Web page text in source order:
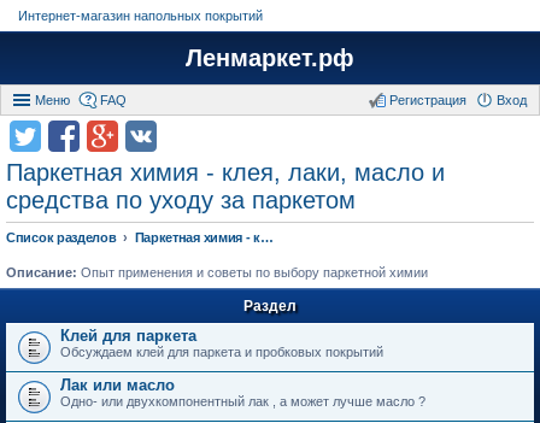
Интернет-магазин напольных покрытий
Ленмаркет.рф
Меню FAQ Вход
Регистрация
Паркетная химия - клея, лаки, масло и
средства по уходу за паркетом
Список разделов Паркетная химия - клея, лаки, масло и средства по уходу за паркетом
Описание: Опыт применения и советы по выбору паркетной химии
Раздел
Клей для паркета
Обсуждаем клей для паркета и пробковых покрытий
Лак или масло
Одно- или двухкомпонентный лак , а может лучше масло ?